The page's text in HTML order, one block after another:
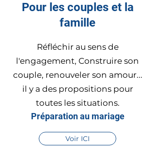
Pour les couples et la
famille
Réfléchir au sens de
l'engagement, Construire son
couple, renouveler son amour...
il y a des propositions pour
toutes les situations.
Préparation au mariage
Voir ICI